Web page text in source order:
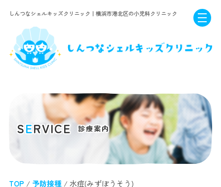
しんつなシェルキッズクリニック｜横浜市港北区の小児科クリニック
SERVICE 診療案内
TOP / 予防接種/ 水痘(みずぼうそう)